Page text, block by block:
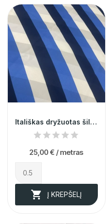
Itališkas dryžuotas šilkas (likutis 0,8m)
25,00 € / metras
 Į KREPŠELĮ